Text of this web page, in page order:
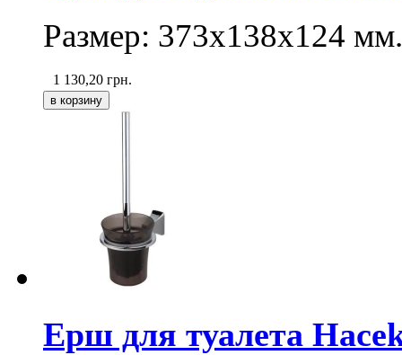
Размер: 373х138х124 мм.
1 130,20 грн.
Ерш для туалета